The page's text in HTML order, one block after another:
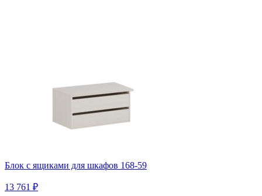
Блок с ящиками для шкафов 168-59
13 761 ₽